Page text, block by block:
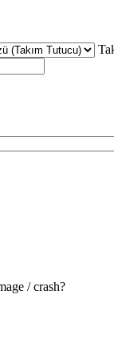
/ crash?